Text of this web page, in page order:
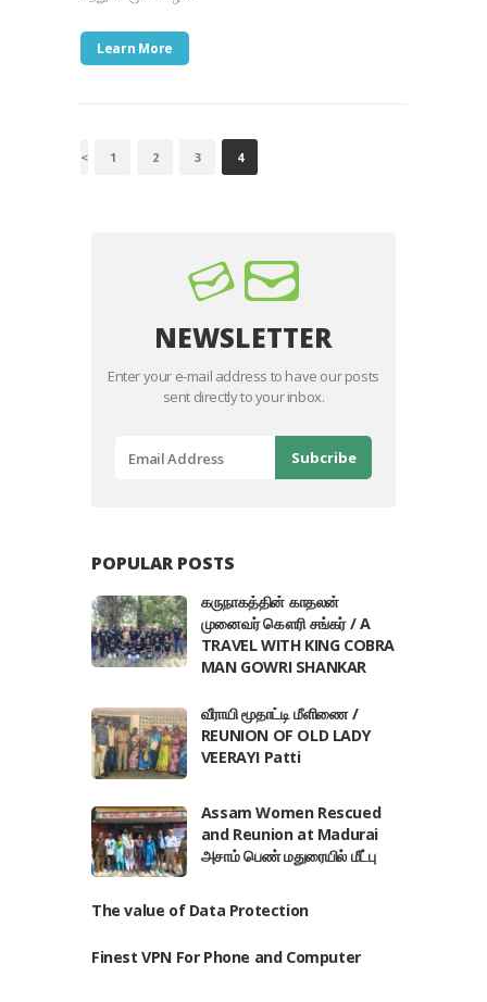
Learn More
POSTS
< PAGE
1 PAGE
2 PAGE
3 PAGE
4
NEWSLETTER
Enter your e-mail address to have our posts
sent directly to your inbox.
POPULAR POSTS
கருநாகத்தின் காதலன்
முனைவர் கௌரி சங்கர் / A
TRAVEL WITH KING COBRA
MAN GOWRI SHANKAR
வீராயி மூதாட்டி மீளிணை /
REUNION OF OLD LADY
VEERAYI Patti
Assam Women Rescued
and Reunion at Madurai
அசாம் பெண் மதுரையில் மீட்பு
The value of Data Protection
Finest VPN For Phone and Computer